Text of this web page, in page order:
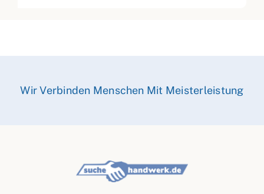
Wir Verbinden Menschen Mit Meisterleistung